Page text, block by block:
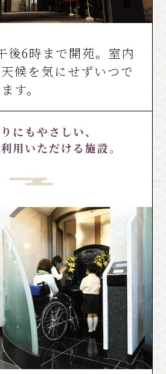
後6時まで開苑。室内
候を気にせずいつで
す。
にもやさしい、
用いただける施設。